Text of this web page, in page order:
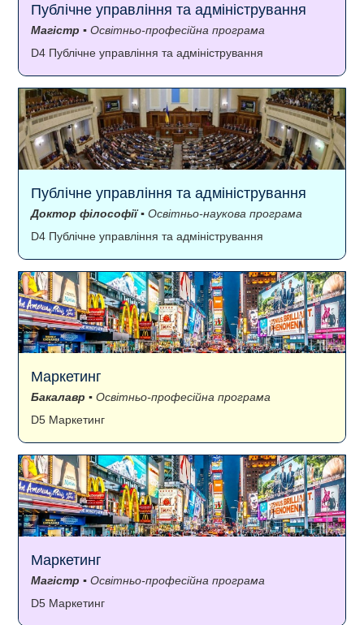
Публічне управління та адміністрування
Магістр ▪ Освітньо-професійна програма
D4 Публічне управління та адміністрування
Публічне управління та адміністрування
Доктор філософії▪ Освітньо-наукова програма
D4 Публічне управління та адміністрування
Маркетинг
Бакалавр ▪ Освітньо-професійна програма
D5 Маркетинг
Маркетинг
Магістр ▪ Освітньо-професійна програма
D5 Маркетинг